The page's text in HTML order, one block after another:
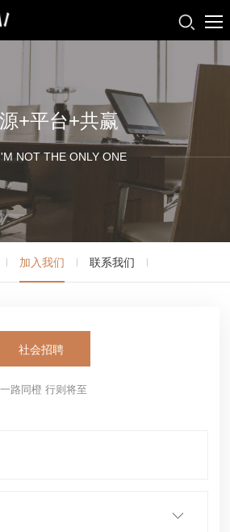
+平台+共赢
NOT THE ONLY ONE
加入我们 联系我们
社会招聘
一路同橙 行则将至